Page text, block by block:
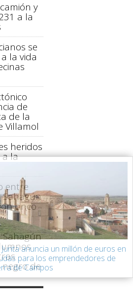
y
a la
se
la vida
de
de la
Villamol
heridos
a la
entre
Sahagún
cinco
Sahagún
de
Junta anuncia un millón de euros en
para los emprendedores de
de Campos